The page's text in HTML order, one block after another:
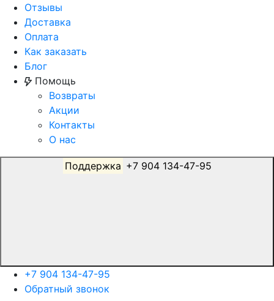
Отзывы
Доставка
Оплата
Как заказать
Блог
Помощь
Возвраты
Акции
Контакты
О нас
Поддержка
+7 904 134-47-95
Обратный звонок